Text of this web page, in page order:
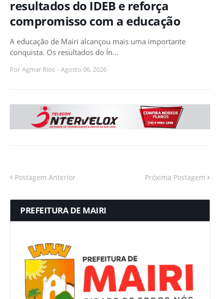
resultados do IDEB e reforça
compromisso com a educação
A educação de Mairi alcançou mais uma importante
conquista. Os resultados do Ín…
Por Agmar Rios - Agosto 06, 2026
Postagem Anterior Próxima Postagem
PREFEITURA DE MAIRI